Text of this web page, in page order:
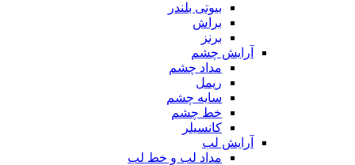
بیوتی بلندر
براش
برنز
آرایش چشم
مداد چشم
ریمل
سایه چشم
خط چشم
کانسیلر
آرایش لب
مداد لب و خط لب